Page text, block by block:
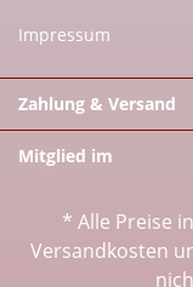
Impressum
Zahlung & Versand
Mitglied im
* Alle Preise
Versandkosten